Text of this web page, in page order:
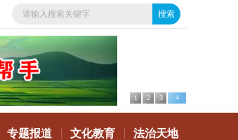
1 2 3 4
专题报道 文化教育 法治天地